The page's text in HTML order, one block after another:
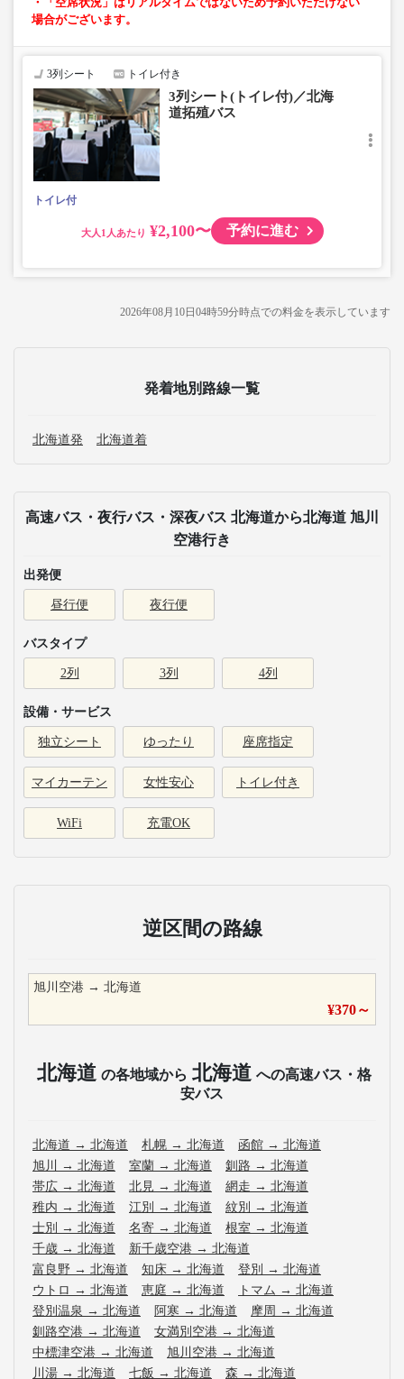
場合がございます。
3列シート トイレ付き
3列シート(トイレ付)／北海
道拓殖バス
トイレ付
大人 ¥2,100〜 予約に進む
2026年08月10日04時59分時点での料金を表示しています
発着地別路線一覧
北海道発 北海道着
高速バス・夜行バス・深夜バス 北海道から北海道 旭川
空港行き
出発便
昼行便 夜行便
バスタイプ
2列 3列 4列
設備・サービス
独立シート ゆったり 座席指定
マイカーテン 女性安心 トイレ付き
WiFi 充電OK
逆区間の路線
旭川空港 → 北海道
¥370～
北海道 の各地域から 北海道 への高速バス・格
安バス
北海道 → 北海道 札幌 → 北海道 函館 → 北海道
旭川
→ 北海道 室蘭 → 北海道 釧路 → 北海道
帯広 → 北海道 北見 → 北海道 網走 → 北海道
稚内 → 北海道 江別 → 北海道 紋別 → 北海道
士別 → 北海道 名寄 → 北海道 根室 → 北海道
千歳 → 北海道 新千歳空港 → 北海道
富良野 → 北海道 知床 → 北海道 登別 → 北海道
ウトロ → 北海道 恵庭 → 北海道 トマム → 北海道
登別温泉 → 北海道 阿寒 → 北海道 摩周 → 北海道
釧路空港 → 北海道 女満別空港 → 北海道
中標津空港 → 北海道 旭川空港 → 北海道
川湯 → 北海道 七飯 → 北海道 森 → 北海道